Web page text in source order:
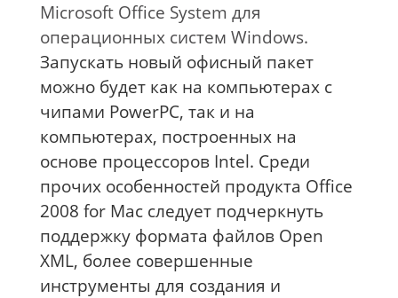
Microsoft Office System для
операционных систем Windows.
Запускать новый офисный пакет
можно будет как на компьютерах с
чипами PowerPC, так и на
компьютерах, построенных на
основе процессоров Intel. Среди
прочих особенностей продукта Office
2008 for Mac следует подчеркнуть
поддержку формата файлов Open
XML, более совершенные
инструменты для создания и